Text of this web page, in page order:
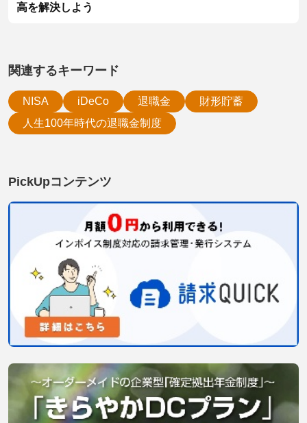
高を解決しよう
関連するキーワード
NISA iDeCo 退職金
財形貯蓄
人生100年時代の退職金制度
PickUpコンテンツ